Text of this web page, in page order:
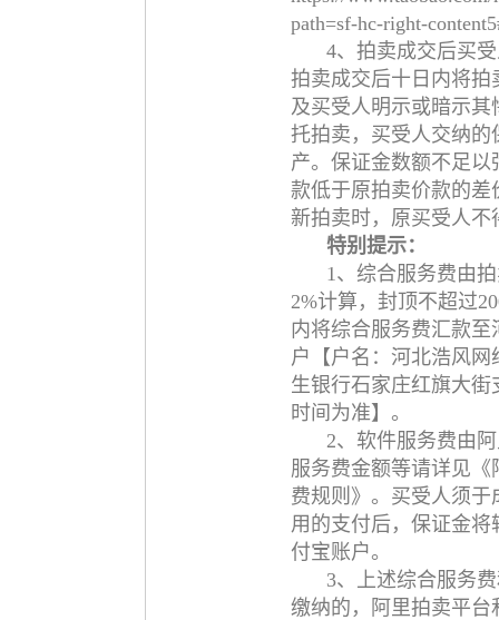
path=sf-hc-right-
4、拍卖成交后买
拍卖成交后十日内将
及买受人明示或暗示
托拍卖，买受人交纳
产。保证金数额不足
款低于原拍卖价款的
新拍卖时，原买受人不
特别提示：
1、综合服务费由
2%计算，封顶不超过
内将综合服务费汇款
户【户名：河北浩风
生银行石家庄红旗大街
时间为准】。
2、软件服务费由
服务费金额等请详见
费规则》。买受人须
用的支付后，保证金
付宝账户。
3、上述综合服务
缴纳的，阿里拍卖平